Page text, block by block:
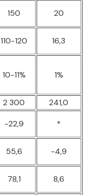
150 20
110-120 16,3
10-11% 1%
2 300
241,0
-22,9 *
55,6 -4,9
78,1 8,6